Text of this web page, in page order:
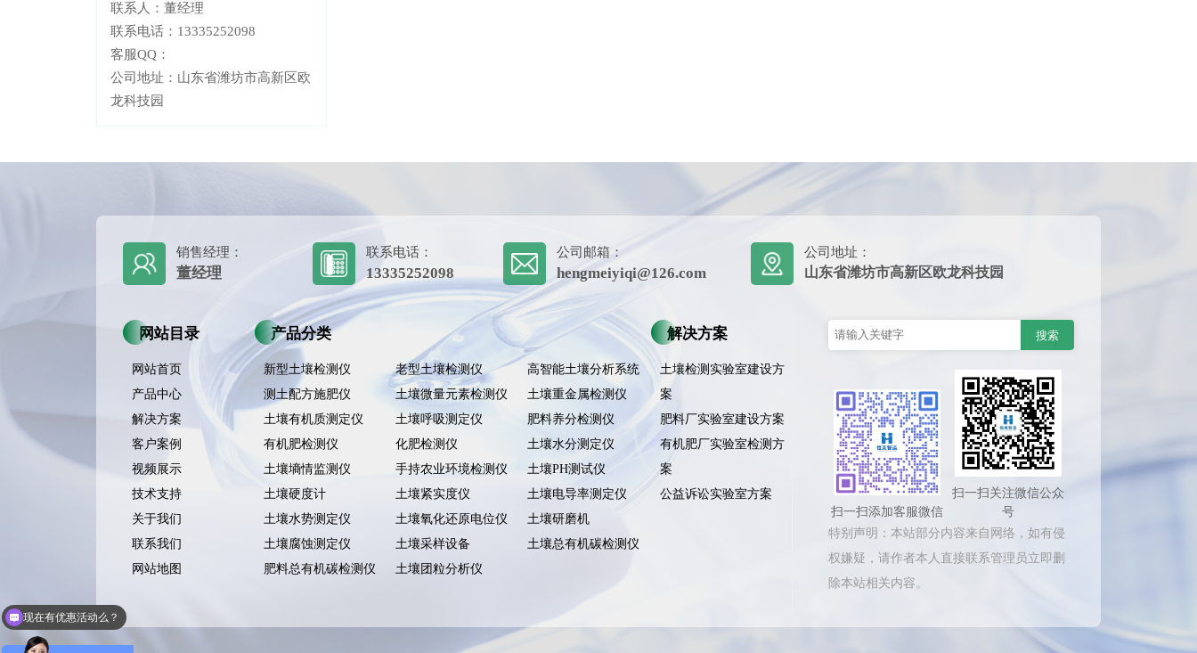
联系人：董经理
联系电话：13335252098
客服QQ：
公司地址：山东省潍坊市高新区欧
龙科技园
销售经理：
董经理
联系电话：
13335252098
公司邮箱：
hengmeiyiqi@126.com
公司地址：
山东省潍坊市高新区欧龙科技园
网站目录
网站首页
产品中心
解决方案
客户案例
视频展示
技术支持
关于我们
联系我们
网站地图
产品分类
新型土壤检测仪 老型土壤检测仪
高智能土壤分析系统
测土配方施肥仪
土壤微量元素检测仪
土壤重金属检测仪
土壤有机质测定仪
土壤呼吸测定仪
肥料养分检测仪
有机肥检测仪
化肥检测仪
土壤水分测定仪
土壤墒情监测仪
手持农业环境检测仪
土壤PH测试仪
土壤硬度计
土壤紧实度仪
土壤电导率测定仪
土壤水势测定仪
土壤氧化还原电位仪
土壤研磨机
土壤腐蚀测定仪
土壤采样设备
土壤总有机碳检测仪
肥料总有机碳检测仪
土壤团粒分析仪
解决方案
土壤检测实验室建设方
案
肥料厂实验室建设方案
有机肥厂实验室检测方
案
公益诉讼实验室方案
扫一扫添加客服微信
扫一扫关注微信公众
号
特别声明：本站部分内容来自网络，如有侵
权嫌疑，请作者本人直接联系管理员立即删
除本站相关内容。
现在有优惠活动么？